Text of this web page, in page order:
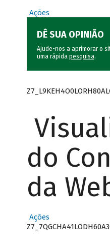
Ações
DÊ SUA OPINIÃO
Ajude-nos a aprimorar o
uma rápida pesquisa.
do
da
Ações